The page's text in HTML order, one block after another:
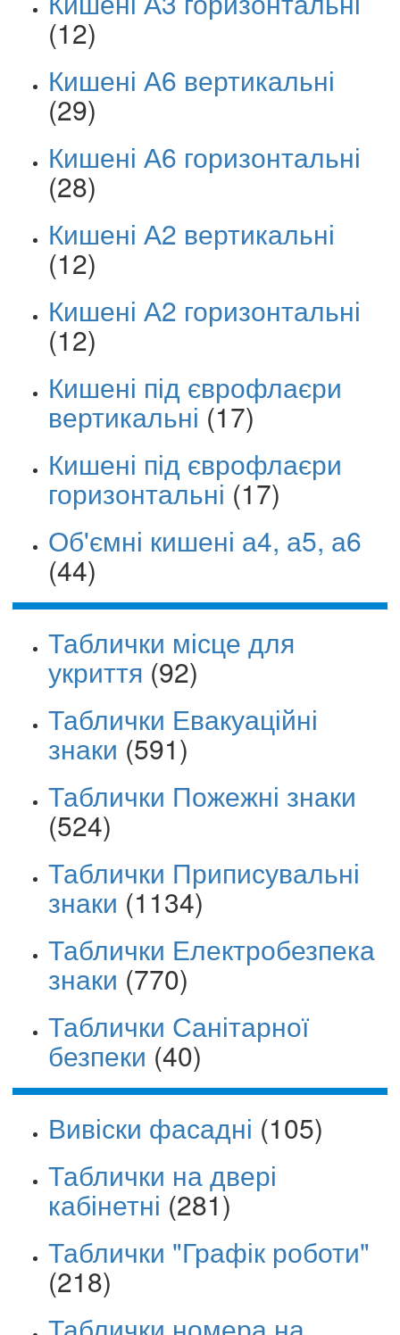
(12)
Кишені А6 вертикальні
(29)
Кишені А6 горизонтальні
(28)
Кишені А2 вертикальні
(12)
Кишені А2 горизонтальні
(12)
Кишені під єврофлаєри
вертикальні (17)
Кишені під єврофлаєри
горизонтальні (17)
Об'ємні кишені а4, а5, а6
(44)
Таблички місце для
укриття (92)
Таблички Евакуаційні
знаки (591)
Таблички Пожежні знаки
(524)
Таблички Приписувальні
знаки (1134)
Таблички Електробезпека
знаки (770)
Таблички Санітарної
безпеки (40)
Вивіски фасадні (105)
Таблички на двері
кабінетні (281)
Таблички "Графік роботи"
(218)